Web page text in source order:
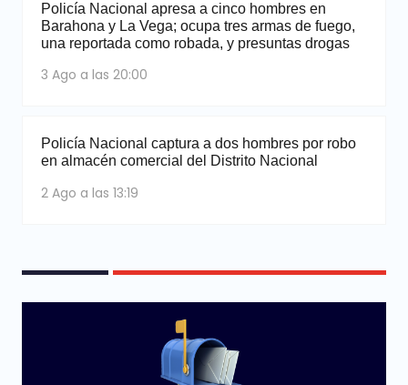
Policía Nacional apresa a cinco hombres en
Barahona y La Vega; ocupa tres armas de fuego,
una reportada como robada, y presuntas drogas
3 Ago a las 20:00
Policía Nacional captura a dos hombres por robo
en almacén comercial del Distrito Nacional
2 Ago a las 13:19